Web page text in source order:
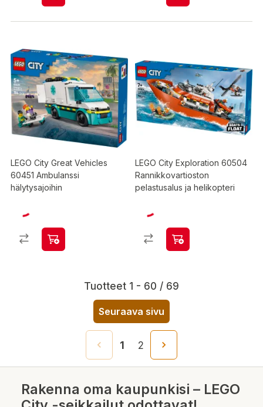
LEGO City Great Vehicles
60451 Ambulanssi
hälytysajoihin
LEGO City Exploration 60504
Rannikkovartioston
pelastusalus ja helikopteri
Tuotteet 1 - 60 / 69
Seuraava sivu
1 2
Rakenna oma kaupunkisi – LEGO